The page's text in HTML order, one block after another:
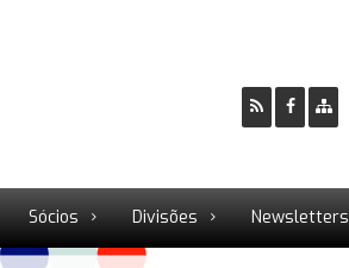
Sócios Divisões Newsletters